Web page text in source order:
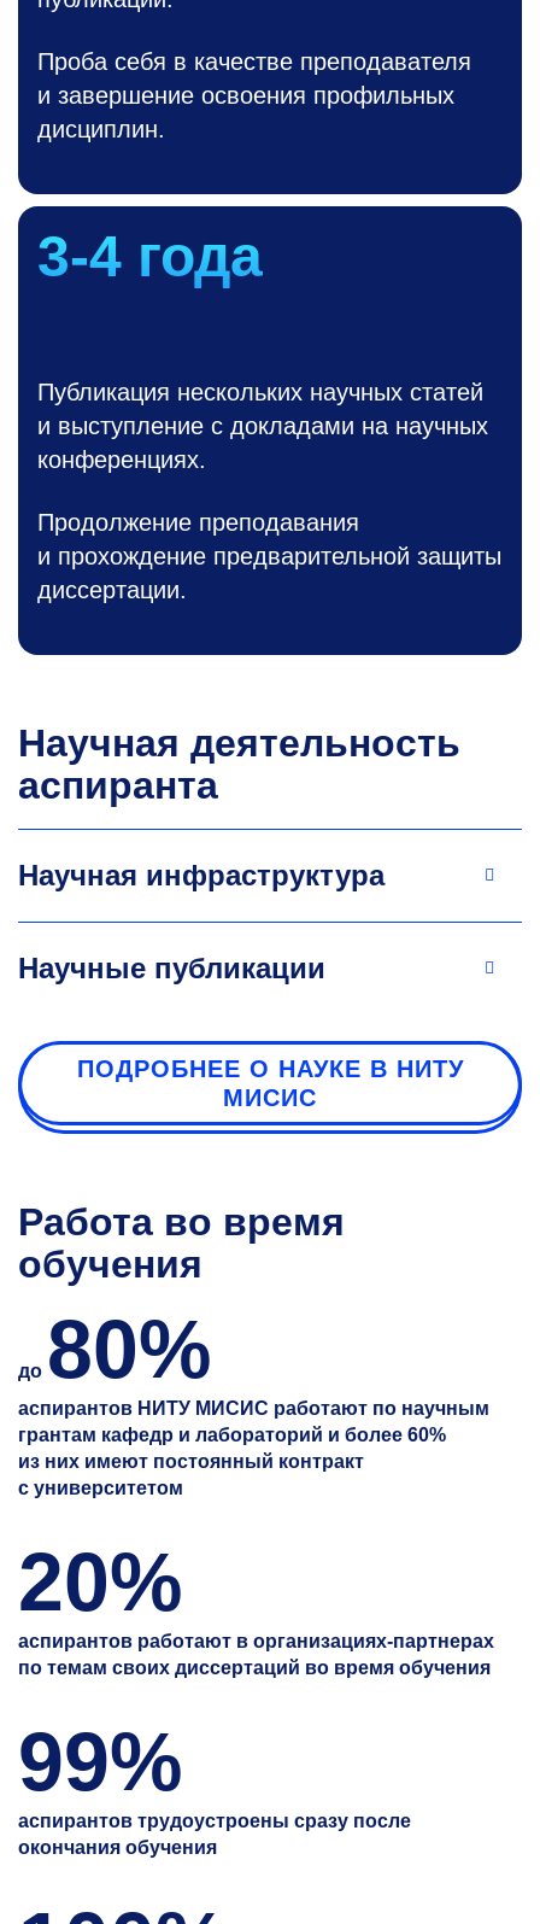
Проба себя в качестве преподавателя
и завершение освоения профильных
дисциплин.
3-4 года
Публикация нескольких научных статей
и выступление с докладами на научных
конференциях.
Продолжение преподавания
и прохождение предварительной защиты
диссертации.
Научная деятельность
аспиранта
Научная инфраструктура
Научные публикации
ПОДРОБНЕЕ О НАУКЕ В НИТУ
МИСИС
Работа во время
обучения
до 80%
аспирантов НИТУ МИСИС работают по научным
грантам кафедр и лабораторий и более 60%
из них имеют постоянный контракт
с университетом
20%
аспирантов работают в организациях-партнерах
по темам своих диссертаций во время обучения
99%
аспирантов трудоустроены сразу после
окончания обучения